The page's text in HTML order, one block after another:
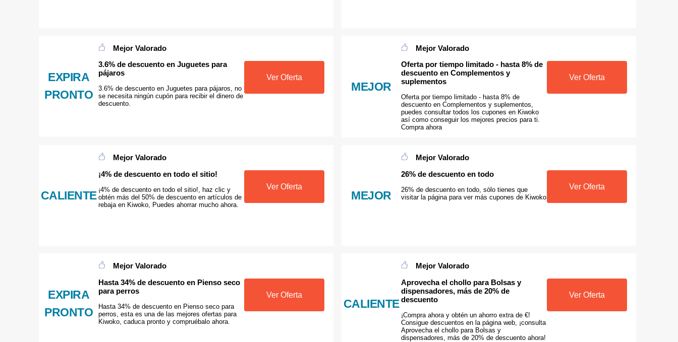
EXPIRA
PRONTO
Mejor Valorado
3.6% de descuento en Juguetes para
pájaros
3.6% de descuento en Juguetes para pájaros, no
se necesita ningún cupón para recibir el dinero de
descuento.
Ver Oferta
MEJOR
Mejor Valorado
Oferta por tiempo limitado - hasta 8% de
descuento en Complementos y
suplementos
Oferta por tiempo limitado - hasta 8% de
descuento en Complementos y suplementos,
puedes consultar todos los cupones en Kiwoko
así como conseguir los mejores precios para ti.
Compra ahora
Ver Oferta
CALIENTE
Mejor Valorado
¡4% de descuento en todo el sitio!
¡4% de descuento en todo el sitio!, haz clic y
obtén más del 50% de descuento en artículos de
rebaja en Kiwoko, Puedes ahorrar mucho ahora.
Ver Oferta
MEJOR
Mejor Valorado
26% de descuento en todo
26% de descuento en todo, sólo tienes que
visitar la página para ver más cupones de Kiwoko
Ver Oferta
EXPIRA
PRONTO
Mejor Valorado
Hasta 34% de descuento en Pienso seco
para perros
Hasta 34% de descuento en Pienso seco para
perros, esta es una de las mejores ofertas para
Kiwoko, caduca pronto y compruébalo ahora.
Ver Oferta
CALIENTE
Mejor Valorado
Aprovecha el chollo para Bolsas y
dispensadores, más de 20% de
descuento
¡Compra ahora y obtén un ahorro extra de €!
Consigue descuentos en la página web, ¡consulta
Aprovecha el chollo para Bolsas y
dispensadores, más de 20% de descuento ahora!
Ver Oferta